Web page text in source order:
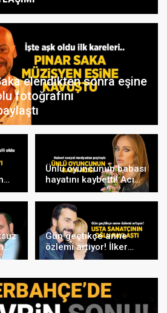
elendikten sonra eşine
fotoğrafını
Ünlü oyuncunun babası
hayatını kaybetti! Acı
haberi sosyal medyadan
duyurdu
Gün geçtikçe anne
özlemi artıyor! İlker
İnanoğlu’ndan duygu